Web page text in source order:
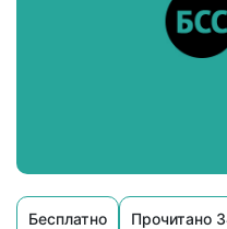
Бесплатно Прочитано